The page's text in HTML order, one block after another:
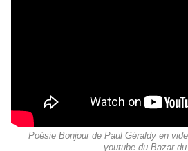
Poésie Bonjour de Paul Géraldy en
youtube du Bazar